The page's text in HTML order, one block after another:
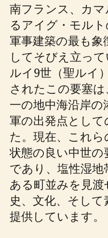
南フランス、カ
るアイグ・モル
軍事建築の最も象
してそびえ立って
ルイ9世（聖ルイ
されたこの要塞
一の地中海沿岸
軍の出発点とし
た。現在、これ
状態の良い中世の
であり、塩性湿
ある町並みを見
史、文化、そし
提供しています。